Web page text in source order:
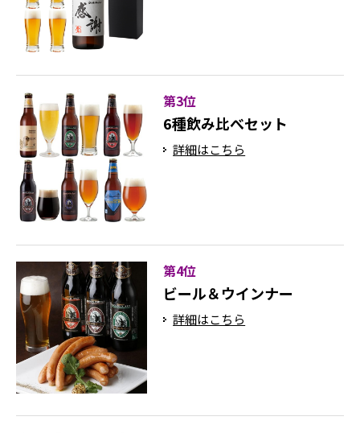
第3位
6種飲み比べセット
詳細はこちら
第4位
ビール＆ウインナー
詳細はこちら